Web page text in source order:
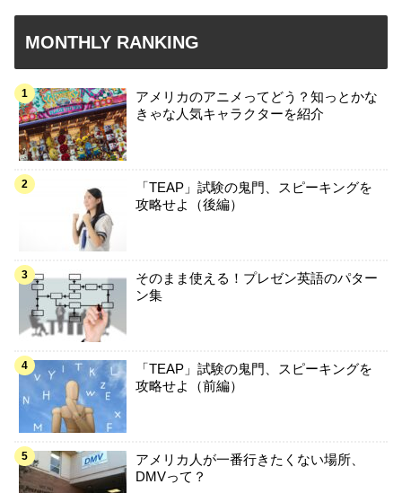
MONTHLY RANKING
アメリカのアニメってどう？知っとかな
きゃな人気キャラクターを紹介
「TEAP」試験の鬼門、スピーキングを
攻略せよ（後編）
そのまま使える！プレゼン英語のパター
ン集
「TEAP」試験の鬼門、スピーキングを
攻略せよ（前編）
アメリカ人が一番行きたくない場所、
DMVって？